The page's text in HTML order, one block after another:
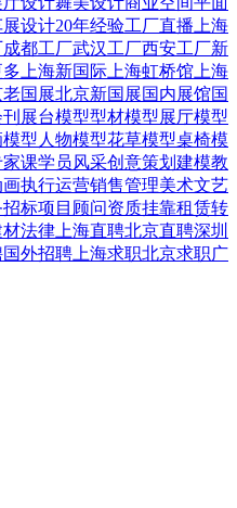
展设计20年经验工厂直播 上海
成都工厂武汉工厂西安工厂新
上海新国际 上海虹桥馆 上海
国展北京新国展国内展馆国
展台模型型材模型展厅模型
型 人物模型花草模型桌椅模
家课学员风采创意策划 建模教
画执行运营销售管理美术文艺
招标项目顾问资质挂靠租赁转
材法律 上海直聘北京直聘深圳
国外招聘 上海求职北京求职广